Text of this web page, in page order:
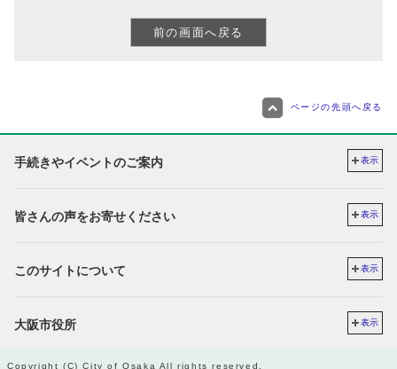
ページの先頭へ戻る
手続きやイベントのご案内 表示
皆さんの声をお寄せください 表示
このサイトについて 表示
大阪市役所 表示
Copyright (C) City of Osaka All rights reserved.